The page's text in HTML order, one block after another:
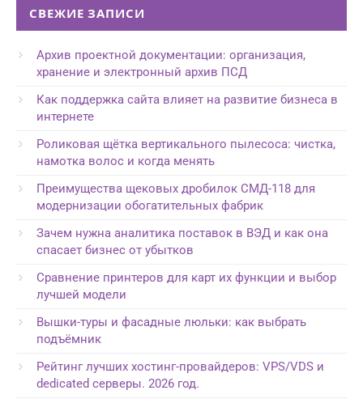
СВЕЖИЕ ЗАПИСИ
Архив проектной документации: организация,
хранение и электронный архив ПСД
Как поддержка сайта влияет на развитие бизнеса в
интернете
Роликовая щётка вертикального пылесоса: чистка,
намотка волос и когда менять
Преимущества щековых дробилок СМД-118 для
модернизации обогатительных фабрик
Зачем нужна аналитика поставок в ВЭД и как она
спасает бизнес от убытков
Сравнение принтеров для карт их функции и выбор
лучшей модели
Вышки-туры и фасадные люльки: как выбрать
подъёмник
Рейтинг лучших хостинг-провайдеров: VPS/VDS и
dedicated серверы. 2026 год.